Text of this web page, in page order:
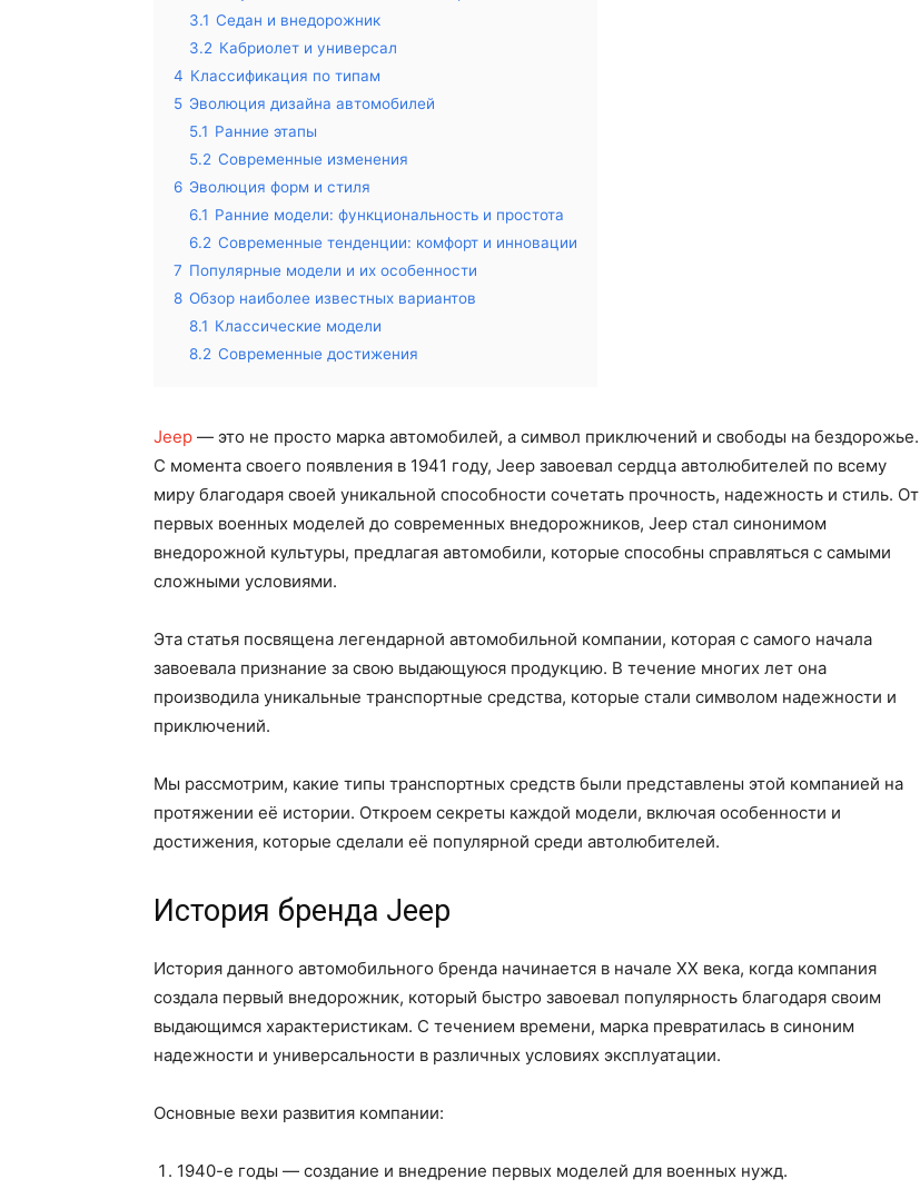
3.1 Седан и внедорожник
3.2 Кабриолет и универсал
4 Классификация по типам
5 Эволюция дизайна автомобилей
5.1 Ранние этапы
5.2 Современные изменения
6 Эволюция форм и стиля
6.1 Ранние модели: функциональность и простота
6.2 Современные тенденции: комфорт и инновации
7 Популярные модели и их особенности
8 Обзор наиболее известных вариантов
8.1 Классические модели
8.2 Современные достижения
Jeep — это не просто марка автомобилей, а символ приключений и свободы на бездорожье.
С момента своего появления в 1941 году, Jeep завоевал сердца автолюбителей по всему
миру благодаря своей уникальной способности сочетать прочность, надежность и стиль. От
первых военных моделей до современных внедорожников, Jeep стал синонимом
внедорожной культуры, предлагая автомобили, которые способны справляться с самыми
сложными условиями.
Эта статья посвящена легендарной автомобильной компании, которая с самого начала
завоевала признание за свою выдающуюся продукцию. В течение многих лет она
производила уникальные транспортные средства, которые стали символом надежности и
приключений.
Мы рассмотрим, какие типы транспортных средств были представлены этой компанией на
протяжении её истории. Откроем секреты каждой модели, включая особенности и
достижения, которые сделали её популярной среди автолюбителей.
История бренда Jeep
История данного автомобильного бренда начинается в начале XX века, когда компания
создала первый внедорожник, который быстро завоевал популярность благодаря своим
выдающимся характеристикам. С течением времени, марка превратилась в синоним
надежности и универсальности в различных условиях эксплуатации.
Основные вехи развития компании:
1940-е годы — создание и внедрение первых моделей для военных нужд.